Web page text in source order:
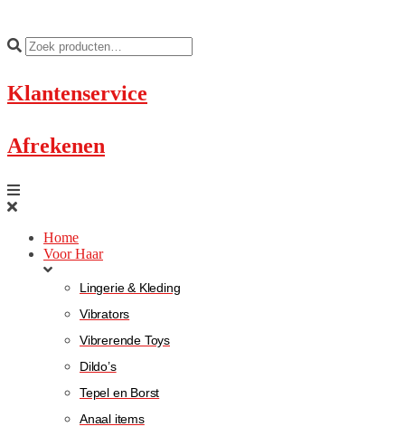
Klantenservice
Afrekenen
Home
Voor Haar
Lingerie & Kleding
Vibrators
Vibrerende Toys
Dildo’s
Tepel en Borst
Anaal items